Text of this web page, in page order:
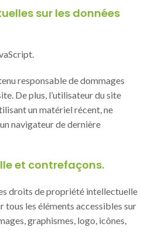
sur les données
responsable de dommages
De plus, l’utilisateur du site
un matériel récent, ne
navigateur de dernière
et contrefaçons.
droits de propriété intellectuelle
tous les éléments accessibles sur
graphismes, logo, icônes,